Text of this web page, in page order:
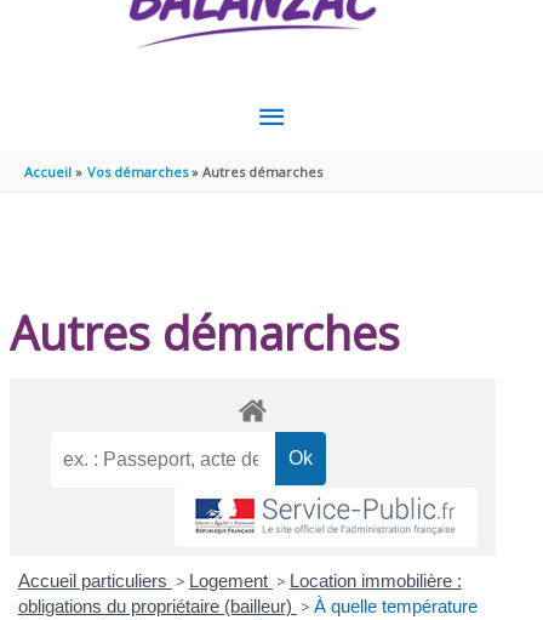
MENU
PRINCIPAL
Accueil Vos démarches Autres démarches
Autres démarches
Accueil particuliers > Logement > Location immobilière :
obligations du propriétaire (bailleur) > À quelle température